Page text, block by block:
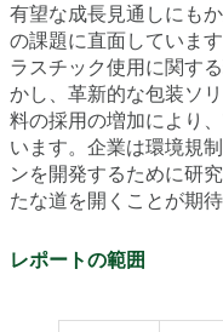
有望な成長見通しにも
の課題に直面していま
ラスチック使用に関す
かし、革新的な包装ソ
料の採用の増加により
います。企業は環境規
ンを開発するために研
たな道を開くことが期
レポートの範囲